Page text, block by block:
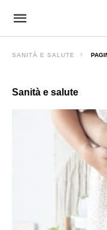
SANITÀ E SALUTE
Sanità e salute